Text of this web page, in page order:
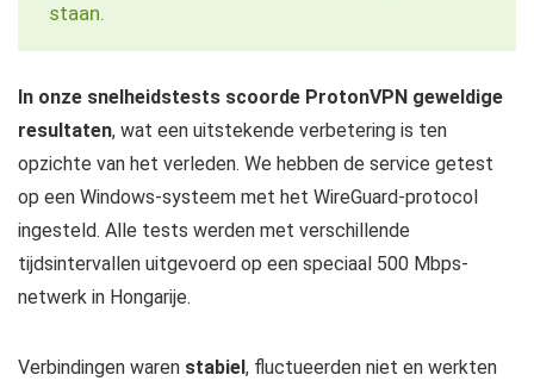
staan.
In onze snelheidstests scoorde ProtonVPN geweldige
resultaten, wat een uitstekende verbetering is ten
opzichte van het verleden. We hebben de service getest
op een Windows-systeem met het WireGuard-protocol
ingesteld. Alle tests werden met verschillende
tijdsintervallen uitgevoerd op een speciaal 500 Mbps-
netwerk in Hongarije.
Verbindingen waren stabiel , fluctueerden niet en werkten